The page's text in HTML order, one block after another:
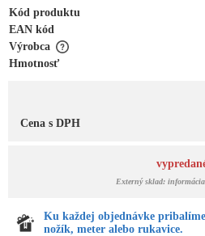
Kód produktu
EAN kód
Výrobca
Hmotnosť
Cena s DPH
Externý sklad:
Ku každej objednávke
nožík, meter alebo rukavice.